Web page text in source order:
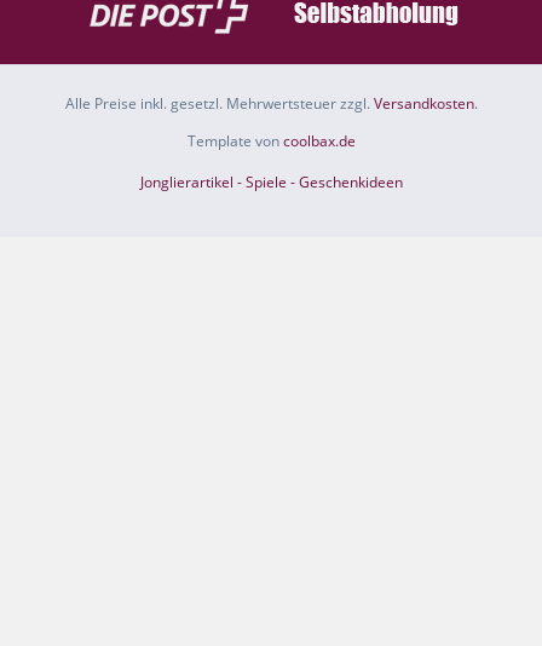
Alle Preise inkl. gesetzl. Mehrwertsteuer zzgl.Versandkosten.
Template voncoolbax.de
Jonglierartikel - Spiele - Geschenkideen